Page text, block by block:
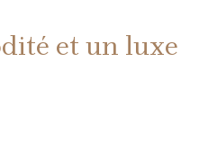
et un luxe